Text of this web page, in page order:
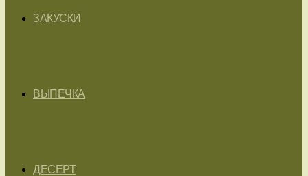
ЗАКУСКИ
ВЫПЕЧКА
ДЕСЕРТ